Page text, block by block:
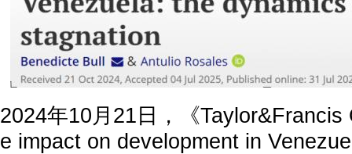
2024年10月21日，《Taylor&Francis
e impact on development in